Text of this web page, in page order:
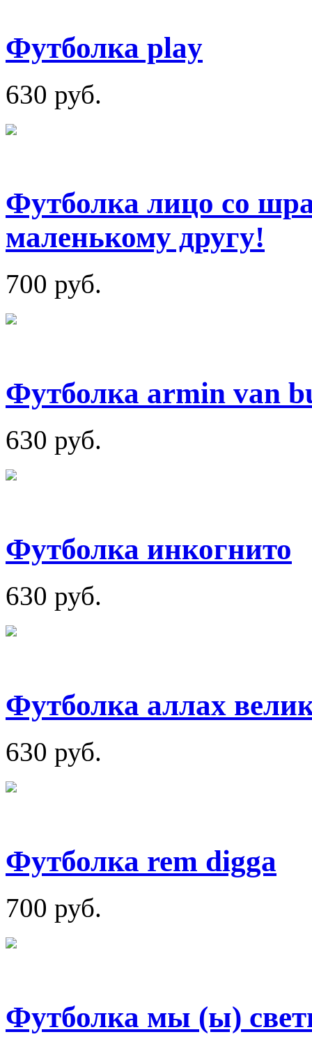
Футболка play
630 руб.
Футболка лицо со
маленькому другу!
700 руб.
Футболка armin van
630 руб.
Футболка инкогнито
630 руб.
Футболка аллах
630 руб.
Футболка rem digga
700 руб.
Футболка мы (ы)